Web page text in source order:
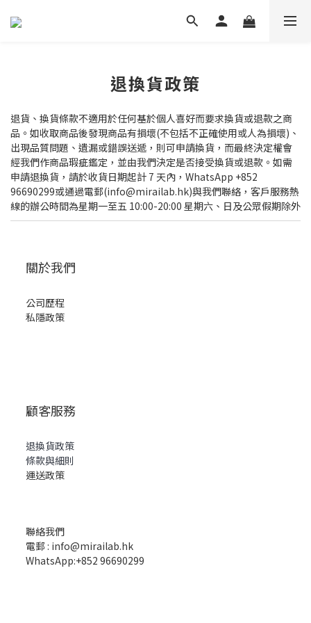
退換貨政策
退貨、換貨條款不適用於任何基於個人喜好而要求換貨或退款之商
品。如收取商品後發現商品有損壞(不包括不正確使用或人為損壞)、
出現品質問題、遺漏或錯誤送遞，則可申請換貨，而最終決定權會
經我們作商品瑕疵鑑定，並由我們決定是否接受換貨或退款。如需
申請退換貨，請於收貨日期起計 7 天內，WhatsApp +852
96690299或通過電郵(info@mirailab.hk)與我們聯絡，客戶服務熱
線的辦公時間為星期一至五 10:00-20:00 星期六、日及公眾假期除外
關於我們
公司歷程
私隱政策
顧客服務
退換貨政策
條款與細則
運送政策
聯絡我們
電郵 : info@mirailab.hk
WhatsApp:+852 96690299